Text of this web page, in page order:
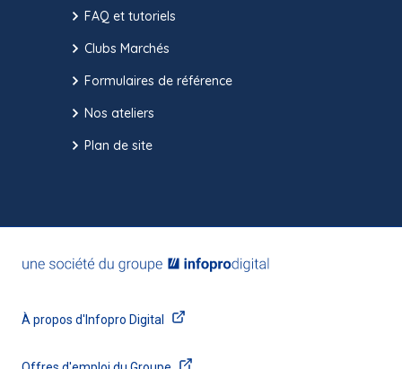
FAQ et tutoriels
Clubs Marchés
Formulaires de référence
Nos ateliers
Plan de site